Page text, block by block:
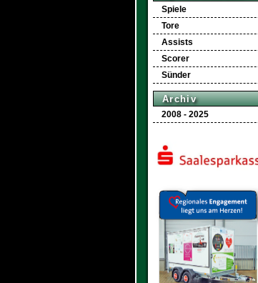
Spiele
Tore
Assists
Scorer
Sünder
Archiv
2008 - 2025